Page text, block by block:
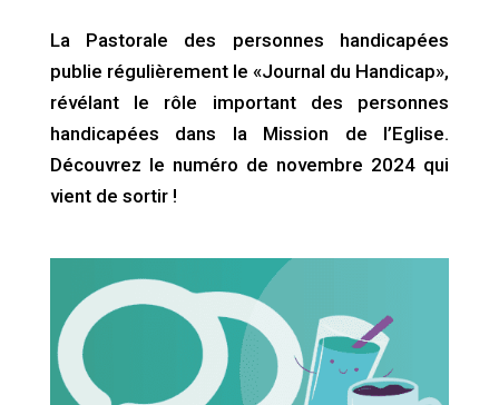
La Pastorale des personnes handicapées
publie régulièrement le «Journal du Handicap»,
révélant le rôle important des personnes
handicapées dans la Mission de l’Eglise.
Découvrez le numéro de novembre 2024 qui
vient de sortir !